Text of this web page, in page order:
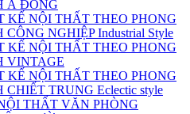
Á ĐÔNG
KẾ NỘI THẤT THEO PHONG
CÔNG NGHIỆP Industrial Style
KẾ NỘI THẤT THEO PHONG
VINTAGE
KẾ NỘI THẤT THEO PHONG
CHIẾT TRUNG Eclectic style
THẤT VĂN PHÒNG